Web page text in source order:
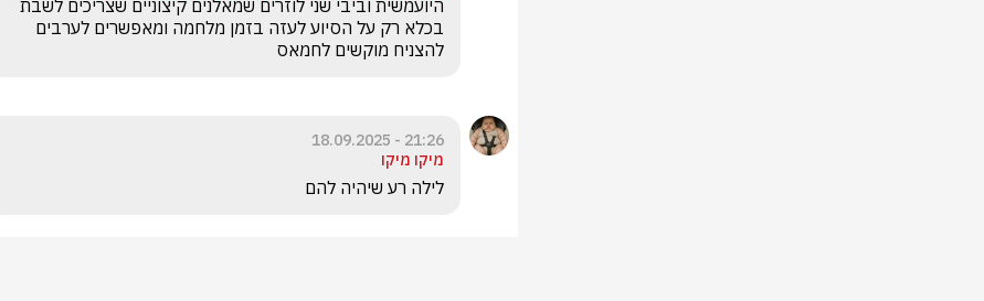
להצניח מוקשים לחמאס
21:26 - 18.09.2025
מיקו מיקו
לילה רע שיהיה להם